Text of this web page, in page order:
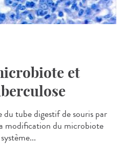
et
tube digestif de souris par
modification du microbiote